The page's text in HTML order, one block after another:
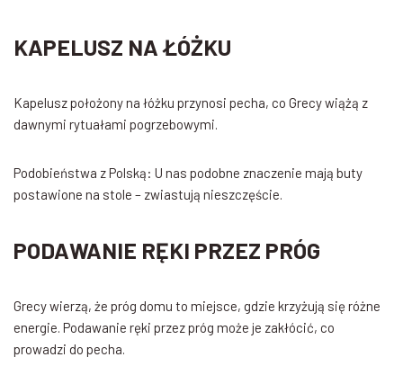
KAPELUSZ NA ŁÓŻKU
Kapelusz położony na łóżku przynosi pecha, co Grecy wiążą z
dawnymi rytuałami pogrzebowymi.
Podobieństwa z Polską: U nas podobne znaczenie mają buty
postawione na stole – zwiastują nieszczęście.
PODAWANIE RĘKI PRZEZ PRÓG
Grecy wierzą, że próg domu to miejsce, gdzie krzyżują się różne
energie. Podawanie ręki przez próg może je zakłócić, co
prowadzi do pecha.